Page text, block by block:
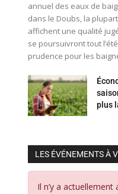
annuel des eaux de
dans le Doubs, la
affichent une qualité
se poursuivront tout
prudence pour les
plus
LES ÉVÉNEMENTS À
Il n’y a actuellement